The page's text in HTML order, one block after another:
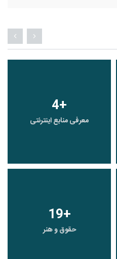
4+
معرفی منابع اینترنتی
19+
حقوق و هنر